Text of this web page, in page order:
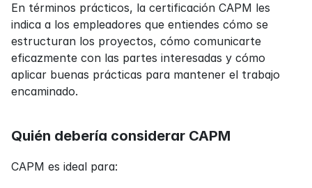
En términos prácticos, la certificación CAPM les
indica a los empleadores que entiendes cómo se
estructuran los proyectos, cómo comunicarte
eficazmente con las partes interesadas y cómo
aplicar buenas prácticas para mantener el trabajo
encaminado.
Quién debería considerar CAPM
CAPM es ideal para: